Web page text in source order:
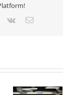
Pinterest
Vk
E-